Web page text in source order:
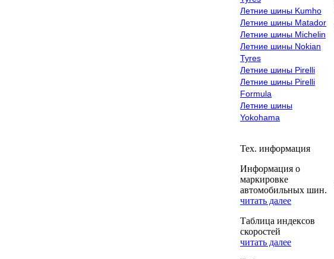
Летние шины Kumho
Летние шины Matador
Летние шины Michelin
Летние шины Nokian
Tyres
Летние шины Pirelli
Летние шины Pirelli
Formula
Летние шины
Yokohama
Тех. информация
Информация о
маркировке
автомобильных шин.
читать далее
Таблица индексов
скоростей
читать далее